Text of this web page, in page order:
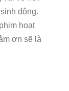
động.
hoạt
ơn sẽ là